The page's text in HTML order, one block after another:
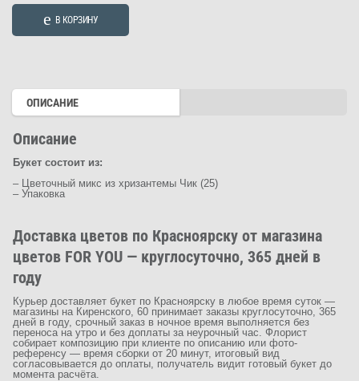
Пышный
(Арт.1951)
В КОРЗИНУ
ОПИСАНИЕ
Описание
Букет состоит из:
– Цветочный микс из хризантемы Чик (25)
– Упаковка
Доставка цветов по Красноярску от магазина
цветов FOR YOU — круглосуточно, 365 дней в
году
Курьер доставляет букет по Красноярску в любое время суток —
магазины на Киренского, 60 принимает заказы круглосуточно, 365
дней в году, срочный заказ в ночное время выполняется без
переноса на утро и без доплаты за неурочный час. Флорист
собирает композицию при клиенте по описанию или фото-
референсу — время сборки от 20 минут, итоговый вид
согласовывается до оплаты, получатель видит готовый букет до
момента расчёта.